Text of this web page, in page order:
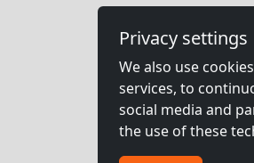
Privacy settings
We also use
services, to
social media and
the use of these